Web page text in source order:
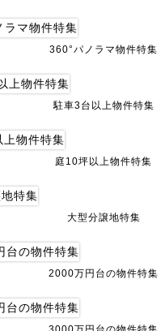
360°パノラマ物件特集
駐車3台以上物件特集
庭10坪以上物件特集
大型分譲地特集
2000万円台の物件特集